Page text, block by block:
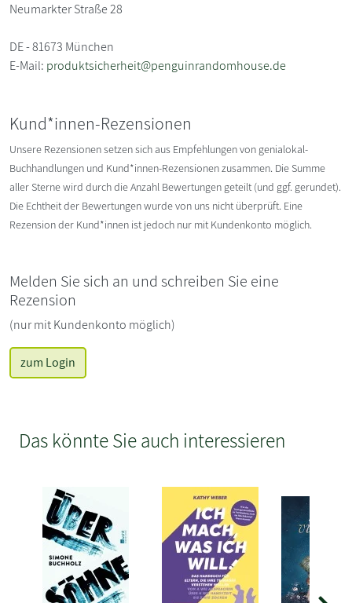
Neumarkter Straße 28
DE - 81673 München
E-Mail: produktsicherheit@penguinrandomhouse.de
Kund*innen-Rezensionen
Unsere Rezensionen setzen sich aus Empfehlungen von genialokal-
Buchhandlungen und Kund*innen-Rezensionen zusammen. Die Summe
aller Sterne wird durch die Anzahl Bewertungen geteilt (und ggf. gerundet).
Die Echtheit der Bewertungen wurde von uns nicht überprüft. Eine
Rezension der Kund*innen ist jedoch nur mit Kundenkonto möglich.
Melden Sie sich an und schreiben Sie eine
Rezension
(nur mit Kundenkonto möglich)
zum Login
Das könnte Sie auch interessieren